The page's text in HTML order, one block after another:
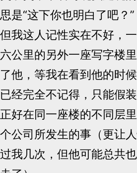
思是“这下你也明白了吧？”
但我这人记性实在不好，
六公里的另外一座写字楼
了他，等我在看到他的时
已经完全不记得，只能假
正好在同一座楼的不同层
个公司所发生的事（更让
过我几次，但他可能总共